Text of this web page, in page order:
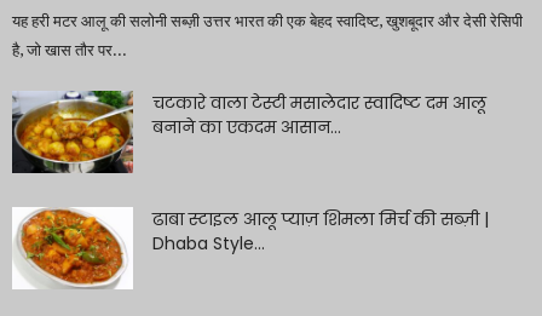
यह हरी मटर आलू की सलोनी सब्ज़ी उत्तर भारत की एक बेहद स्वादिष्ट, खुशबूदार और देसी रेसिपी
है, जो खास तौर पर...
चटकारे वाला टेस्टी मसालेदार स्वादिष्ट दम आलू
बनाने का एकदम आसान...
ढाबा स्टाइल आलू प्याज़ शिमला मिर्च की सब्ज़ी |
Dhaba Style...